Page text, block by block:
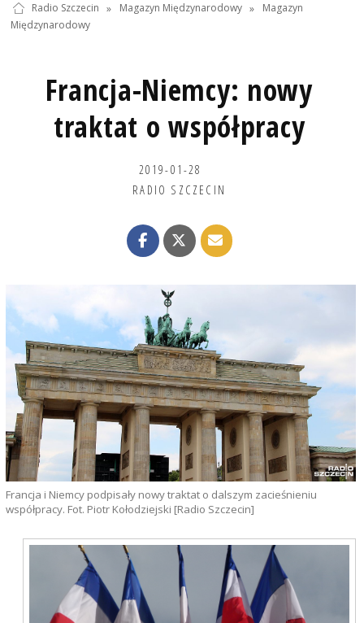
Radio Szczecin » Magazyn Międzynarodowy »
Magazyn
Międzynarodowy
Francja-Niemcy: nowy
traktat o współpracy
2019-01-28
RADIO SZCZECIN
Francja i Niemcy podpisały nowy traktat o dalszym zacieśnieniu
współpracy. Fot. Piotr Kołodziejski [Radio Szczecin]